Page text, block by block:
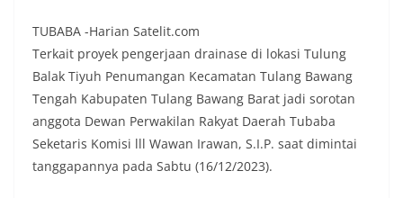
TUBABA -Harian Satelit.com
Terkait proyek pengerjaan drainase di lokasi Tulung
Balak Tiyuh Penumangan Kecamatan Tulang Bawang
Tengah Kabupaten Tulang Bawang Barat jadi sorotan
anggota Dewan Perwakilan Rakyat Daerah Tubaba
Seketaris Komisi lll Wawan Irawan, S.I.P. saat dimintai
tanggapannya pada Sabtu (16/12/2023).